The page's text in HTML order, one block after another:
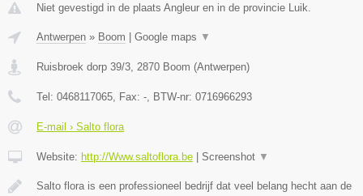
Niet gevestigd in de plaats Angleur en in de provincie Luik.
Antwerpen » Boom | Google maps ▼
Ruisbroek dorp 39/3 2870 Boom (Antwerpen)
Tel: 0468117065 , Fax: - , BTW-nr: 0716966293
E-mail › Salto flora
Website: http://Www.saltoflora.be | Screenshot ▼
Salto flora is een professioneel bedrijf dat veel belang hecht aan de